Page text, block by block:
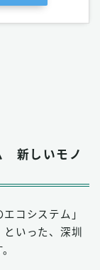
新しいモノ
コシステム」
いった、深圳